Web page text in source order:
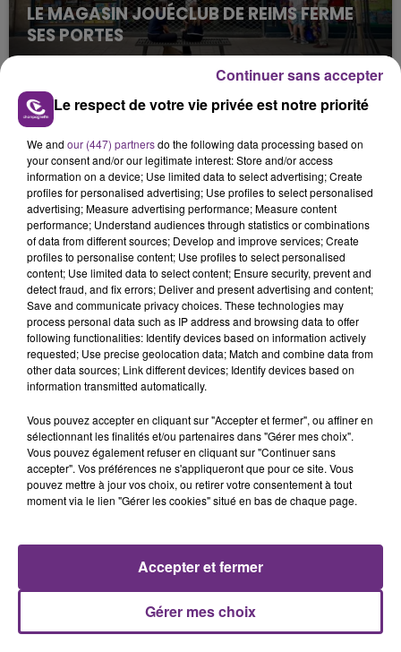
LE MAGASIN JOUÉCLUB DE REIMS FERME
SES PORTES
C'était l'une des institutions du centre-ville
rémois. Le magasin JouéClub est contraint de
fermer ses portes.
TITRES DIFFUSÉS
14h38
14h38
AMY MACDONALD
This Is The Life
14h34
14h34
NAÏKA
One Track Mind
DJO
End Of Beginning
TAYLOR SWIFT
Elizabeth Taylor
Le respect de votre vie privée est notre priorité
We and our (447) partnersdo the following data processing based on
your consent and/or our legitimate interest: Store and/or access
information on a device; Use limited data to select advertising; Create
profiles for personalised advertising; Use profiles to select personalised
advertising; Measure advertising performance; Measure content
performance; Understand audiences through statistics or combinations
of data from different sources; Develop and improve services; Create
profiles to personalise content; Use profiles to select personalised
content; Use limited data to select content; Ensure security, prevent and
detect fraud, and fix errors; Deliver and present advertising and content;
Save and communicate privacy choices. These technologies may
process personal data such as IP address and browsing data to offer
following functionalities: Identify devices based on information actively
requested; Use precise geolocation data; Match and combine data from
other data sources; Link different devices; Identify devices based on
information transmitted automatically.
Vous pouvez accepter en cliquant sur "Accepter et fermer", ou affiner en
sélectionnant les finalités et/ou partenaires dans "Gérer mes choix".
Vous pouvez également refuser en cliquant sur "Continuer sans
accepter". Vos préférences ne s'appliqueront que pour ce site. Vous
pouvez mettre à jour vos choix, ou retirer votre consentement à tout
moment via le lien "Gérer les cookies" situé en bas de chaque page.
Gérer mes choix
Accepter et fermer
Continuer sans accepter